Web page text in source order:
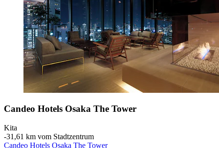
Candeo Hotels Osaka The Tower
Kita
‐31,61 km vom Stadtzentrum
Candeo Hotels Osaka The Tower